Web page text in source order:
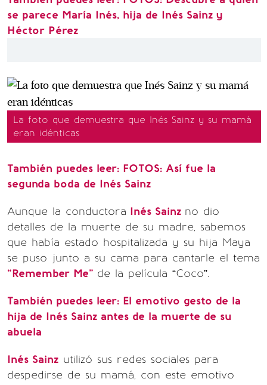
se parece María Inés, hija de Inés Sainz y
Héctor Pérez
La foto que demuestra que Inés Sainz y su mamá
eran idénticas
También puedes leer: FOTOS: Así fue la
segunda boda de Inés Sainz
Aunque la conductora Inés Sainz no dio
detalles de la muerte de su madre, sabemos
que había estado hospitalizada y su hija Maya
se puso junto a su cama para cantarle el tema
“Remember Me” de la película “Coco”.
También puedes leer: El emotivo gesto de la
hija de Inés Sainz antes de la muerte de su
abuela
Inés Sainz utilizó sus redes sociales para
despedirse de su mamá, con este emotivo